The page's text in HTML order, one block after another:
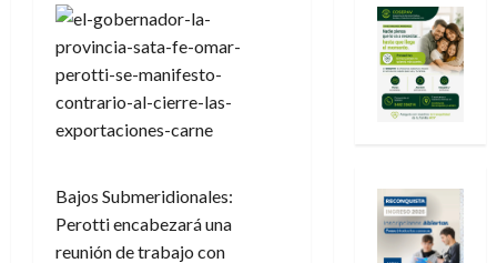
Bajos Submeridionales:
Perotti encabezará una
reunión de trabajo con